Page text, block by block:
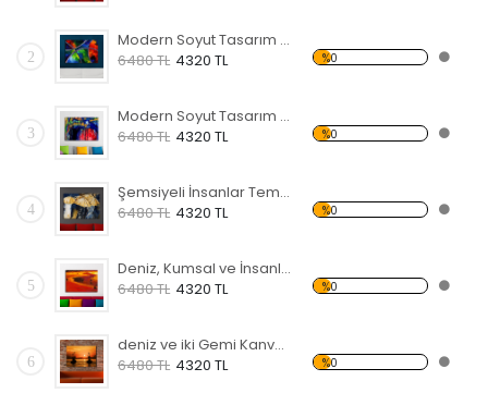
2
Modern Soyut Tasarım 30 Kanvas Tablo
6480 TL 4320 TL %0
3
Modern Soyut Tasarım 29 Kanvas Tablo
6480 TL 4320 TL %0
4
Şemsiyeli İnsanlar Temalı Kanvas Tablo
6480 TL 4320 TL %0
5
Deniz, Kumsal ve İnsanlar Kanvas Tablo
6480 TL 4320 TL %0
6
deniz ve iki Gemi Kanvas Tablo
6480 TL 4320 TL %0